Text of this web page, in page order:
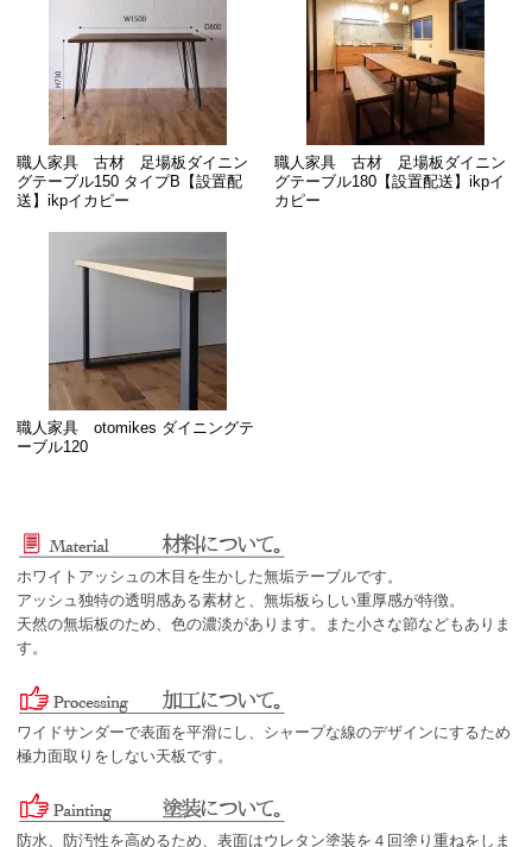
職人家具 古材 足場板ダイニン
グテーブル150 タイプB【設置配
送】ikpイカピー
職人家具 古材 足場板ダイニン
グテーブル180【設置配送】ikpイ
カピー
職人家具 otomikes ダイニングテ
ーブル120
ホワイトアッシュの木目を生かした無垢テーブルです。
アッシュ独特の透明感ある素材と、無垢板らしい重厚感が特徴。
天然の無垢板のため、色の濃淡があります。また小さな節などもありま
す。
ワイドサンダーで表面を平滑にし、シャープな線のデザインにするため
極力面取りをしない天板です。
防水、防汚性を高めるため、表面はウレタン塗装を４回塗り重ねをしま